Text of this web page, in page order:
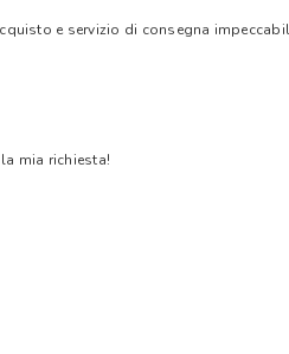
e servizio di consegna
mia richiesta!